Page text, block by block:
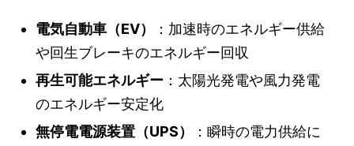
電気自動車（EV）
：加速時のエネルギー供給
や回生ブレーキのエネルギー回収
再生可能エネルギー ：太陽光発電や風力発電
のエネルギー安定化
無停電電源装置（UPS）
：瞬時の電力供給に